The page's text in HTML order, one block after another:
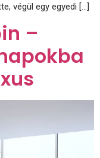
végül egy egyedi […]
–